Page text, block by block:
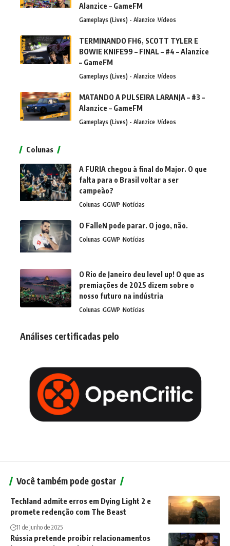
Alanzice – GameFM
Gameplays (Lives) - Alanzice Vídeos
TERMINANDO FH6, SCOTT TYLER E
BOWIE KNIFE99 – FINAL – #4 – Alanzice
– GameFM
Gameplays (Lives) - Alanzice Vídeos
MATANDO A PULSEIRA LARANJA – #3 –
Alanzice – GameFM
Gameplays (Lives) - Alanzice Vídeos
Colunas
A FURIA chegou à final do Major. O que
falta para o Brasil voltar a ser
campeão?
Colunas GGWP Notícias
O FalleN pode parar. O jogo, não.
Colunas GGWP Notícias
O Rio de Janeiro deu level up! O que as
premiações de 2025 dizem sobre o
nosso futuro na indústria
Colunas GGWP Notícias
Análises certificadas pelo
Você também pode gostar
Techland admite erros em Dying Light 2 e
promete redenção com The Beast
11 de junho de 2025
Rússia pretende proibir relacionamentos